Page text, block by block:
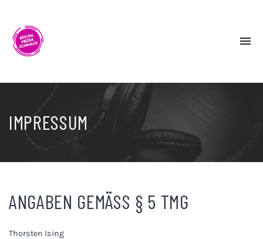
und
digitale
Kommunikation
/
IMPRESSUM
ANGABEN GEMÄSS § 5 TMG
Thorsten Ising